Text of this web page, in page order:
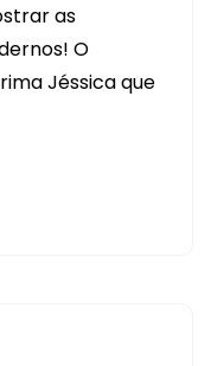
CORUJA
E
LALALOOPSY
as
O
Jéssica que